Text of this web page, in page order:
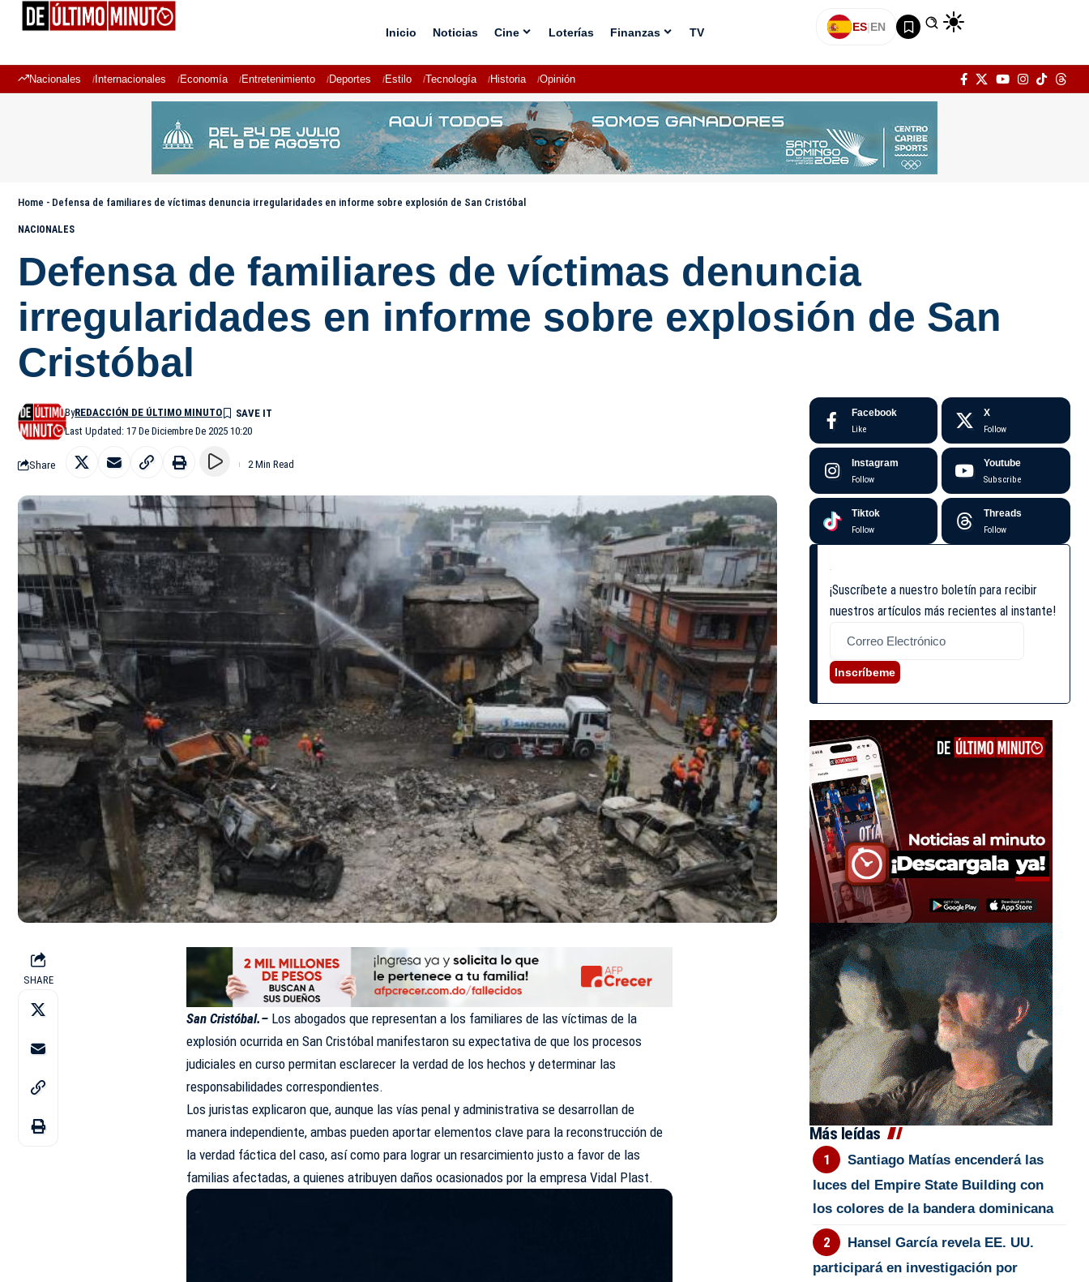
Inicio Noticias Cine Loterías Finanzas TV ES|EN
Nacionales Internacionales Economía Entretenimiento Deportes Estilo Tecnología Historia Opinión
Home - Defensa de familiares de víctimas denuncia irregularidades en informe sobre explosión de San Cristóbal
NACIONALES
Defensa de familiares de víctimas denuncia
irregularidades en informe sobre explosión de San
Cristóbal
Last Updated: 17 De Diciembre De 2025 10:20
ByREDACCIÓN DE ÚLTIMO MINUTO
Share 2 Min Read
SHARE
San Cristóbal.– Los abogados que representan a los familiares de las víctimas de la
explosión ocurrida enSan Cristóbal manifestaron su expectativa de que los procesos
judiciales en curso permitan esclarecer la verdad de los hechos y determinar las
responsabilidades correspondientes.
Los juristas explicaron que, aunque las vías penal y administrativa se desarrollan de
manera independiente, ambas pueden aportar elementos clave para la reconstrucción de
la verdad fáctica del caso, así como para lograr un resarcimiento justo a favor de las
familias afectadas, a quienes atribuyen daños ocasionados por la empresa Vidal Plast.
Facebook
Like
X
Follow
Instagram
Follow
Youtube
Subscribe
Tiktok
Follow
Threads
Follow
¡Suscríbete a nuestro boletín para recibir
nuestros artículos más recientes al instante!
Inscríbeme
Más leídas
Santiago Matías encenderá las
luces del Empire State Building con
los colores de la bandera dominicana
Hansel García revela EE. UU.
participará en investigación por